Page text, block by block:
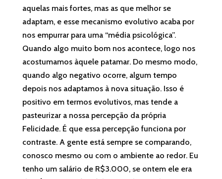
aquelas mais fortes, mas as que melhor se
adaptam, e esse mecanismo evolutivo acaba por
nos empurrar para uma “média psicológica”.
Quando algo muito bom nos acontece, logo nos
acostumamos àquele patamar. Do mesmo modo,
quando algo negativo ocorre, algum tempo
depois nos adaptamos à nova situação. Isso é
positivo em termos evolutivos, mas tende a
pasteurizar a nossa percepção da própria
Felicidade. É que essa percepção funciona por
contraste. A gente está sempre se comparando,
conosco mesmo ou com o ambiente ao redor. Eu
tenho um salário de R$3.000, se ontem ele era